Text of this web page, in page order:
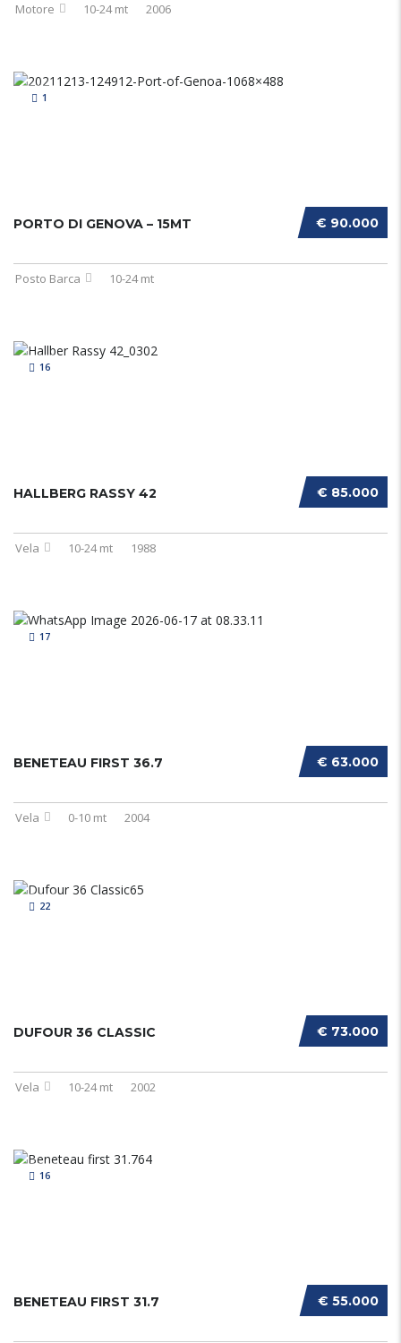
Motore 10-24 mt 2006
1
€ 90.000
PORTO DI GENOVA – 15MT
Posto Barca 10-24 mt
16
€ 85.000
HALLBERG RASSY 42
Vela 10-24 mt 1988
17
€ 63.000
BENETEAU FIRST 36.7
Vela 0-10 mt 2004
22
€ 73.000
DUFOUR 36 CLASSIC
Vela 10-24 mt 2002
16
€ 55.000
BENETEAU FIRST 31.7